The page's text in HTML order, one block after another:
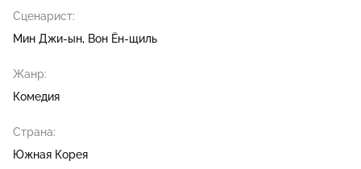
Сценарист:
Мин Джи-ын Вон Ён-щиль
Жанр:
Комедия
Страна:
Южная Корея